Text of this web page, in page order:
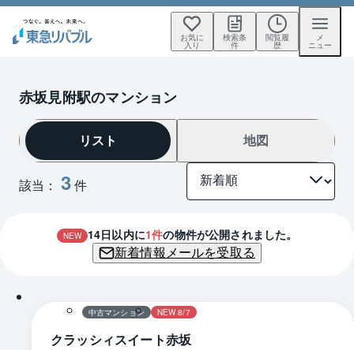
お気に
入り
検索条
件
閲覧履
歴
メ
ニュー
赤坂見附駅のマンション
該当： 3件
リスト 地図
NEW 14日以内に1件の物件が公開されました。
新着情報メールを受取る
中古マンション NEW 8/7
クラッシィスイート赤坂